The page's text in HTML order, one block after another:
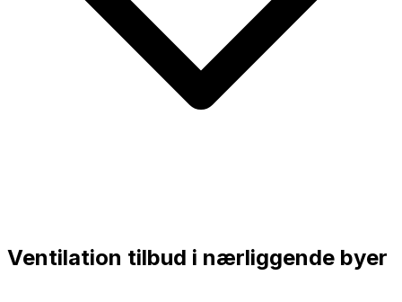
Ventilation tilbud i nærliggende byer